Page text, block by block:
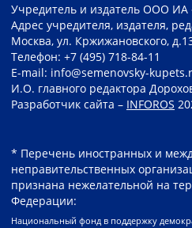
Учредитель и издатель ООО ИА
Адрес учредителя, издателя,
Москва, ул. Кржижановского,
Телефон: +7 (495) 718-84-11
E-mail: info@semenovsky-
И.О. главного редактора
Разработчик сайта – INFOROS
* Перечень иностранных и
неправительственных
признана нежелательной на
Федерации:
Национальный фонд в поддержку